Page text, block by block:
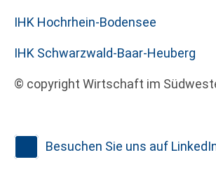
IHK Hochrhein-Bodensee
IHK Schwarzwald-Baar-Heuberg
© copyright Wirtschaft im
Besuchen Sie uns auf